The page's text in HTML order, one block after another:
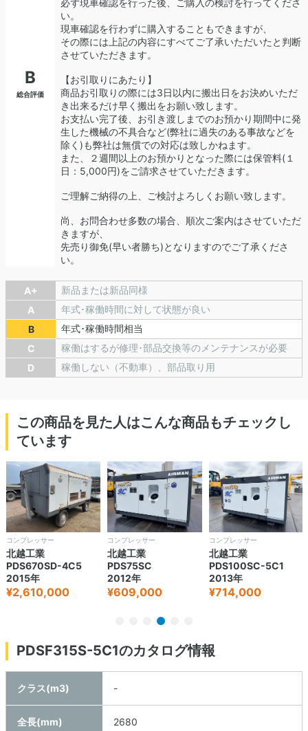
B
総合評価
必ず現車確認を行った後、ご購入の検討を行ってくださ
い。
現車確認を行わずに購入することもできますが、
その際には上記の内容にすべてご了承いただいたと判断
させていただきます。
【お引取りにあたり】
商品お引取りの際には3日以内に搬出日をお決めいただ
き出来るだけ早く搬出をお願い致します。
お支払い完了後、お引き渡しまでのお預かり期間中に発
生した機械の不具合など(弊社に過失のある事故などを
除く)も弊社は無償での対応は致しかねます。
また、２週間以上のお預かりとなった際には保管料(１
日：5,000円)をご請求させていただきます。
ご理解ご納得の上、ご検討よろしくお願い致します。
尚、お問合わせ多数の場合、順次ご案内はさせていただ
きますが、
先売り御免(早い者勝ち)となりますのでご了承くださ
い。
A+
新品または新品同様
A
年式･稼働時間に対して状態が良い
B
年式･稼働時間相当
C
稼働はするが修理･部品交換等のメンテナンスが必要
D
稼働しない（不動車）、部品取り用
この商品を見た人はこんな商品もチェックし
ています
コンプレッサー
北越工業
PDS670SD-4C5
2015年
¥2,610,000
コンプレッサー
北越工業
PDS75SC
2012年
¥609,000
コンプレッサー
北越工業
PDS100SC-5C1
2013年
¥714,000
PDSF315S-5C1のカタログ情報
クラス(m3) -
全長(mm) 2680